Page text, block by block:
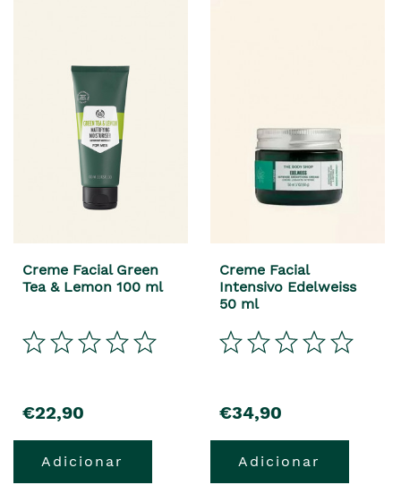
Creme Facial Green
Tea & Lemon 100 ml
€22,90
Adicionar
Creme Facial
Intensivo Edelweiss
50 ml
€34,90
Adicionar